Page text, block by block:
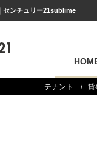
センチュリー21sublime
テナント 貸